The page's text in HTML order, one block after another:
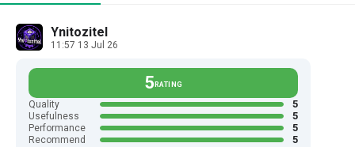
Ynitozitel
11:57 13 Jul 26
5 RATING
Quality 5
Usefulness 5
Performance 5
Recommend 5